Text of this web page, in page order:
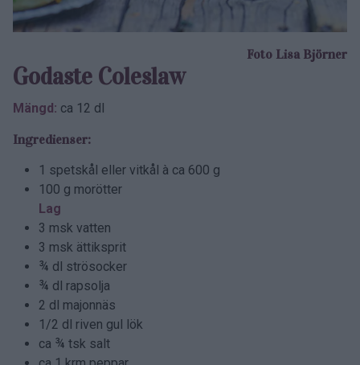
Foto Lisa Björner
Godaste Coleslaw
Mängd: ca 12 dl
Ingredienser:
1 spetskål eller vitkål à ca 600 g
100 g morötter
Lag
3 msk vatten
3 msk ättiksprit
¾ dl strösocker
¾ dl rapsolja
2 dl majonnäs
1/2 dl riven gul lök
ca ¾ tsk salt